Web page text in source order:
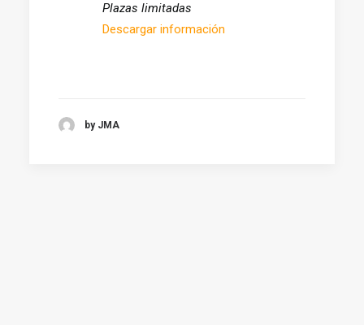
Plazas limitadas
Descargar información
by JMA